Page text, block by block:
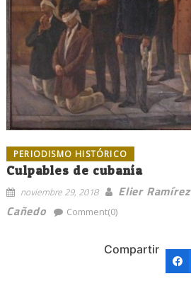
PERIODISMO HISTÓRICO
Culpables de cubanía
noviembre 29, 2018
Elier Ramírez
Cañedo
Comment(0)
Compartir